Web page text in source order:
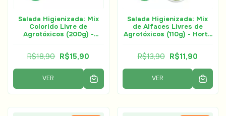
Salada Higienizada: Mix
Colorido Livre de
Agrotóxicos (200g) -
R$18,90 R$15,90
VER
Salada Higienizada: Mix
de Alfaces Livres de
Agrotóxicos (110g) - Horta
R$13,90 R$11,90
VER